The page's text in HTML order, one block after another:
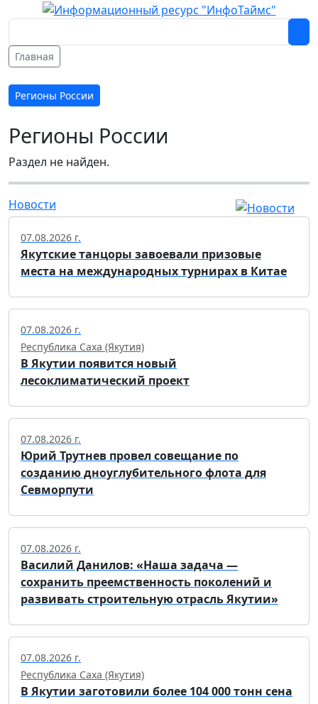
Главная
Регионы России
Регионы России
Раздел не найден.
Новости
07.08.2026 г.
Якутские танцоры завоевали призовые
места на международных турнирах в Китае
07.08.2026 г.
Республика Саха (Якутия)
В Якутии появится новый
лесоклиматический проект
07.08.2026 г.
Юрий Трутнев провел совещание по
созданию дноуглубительного флота для
Севморпути
07.08.2026 г.
Василий Данилов: «Наша задача —
сохранить преемственность поколений и
развивать строительную отрасль Якутии»
07.08.2026 г.
Республика Саха (Якутия)
В Якутии заготовили более 104 000 тонн сена